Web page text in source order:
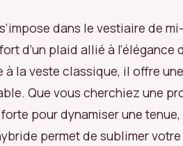
s’impose dans le vestiaire de
d’un plaid allié à l’élégance
à la veste classique, il offre
Que vous cherchiez une
pour dynamiser une
permet de sublimer